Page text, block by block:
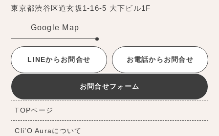
東京都渋谷区道玄坂1-16-5 大下ビル1F
Google Map
LINEからお問合せ お電話からお問合せ
お問合せフォーム
TOPページ
Cli’O Auraについて